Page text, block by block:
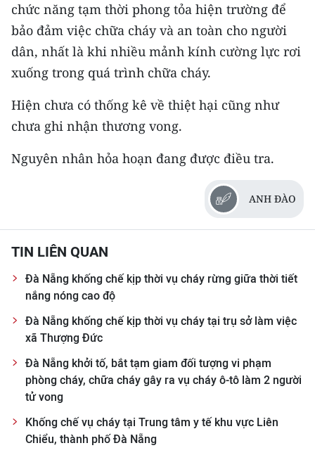
chức năng tạm thời phong tỏa hiện trường để
bảo đảm việc chữa cháy và an toàn cho người
dân, nhất là khi nhiều mảnh kính cường lực rơi
xuống trong quá trình chữa cháy.
Hiện chưa có thống kê về thiệt hại cũng như
chưa ghi nhận thương vong.
Nguyên nhân hỏa hoạn đang được điều tra.
ANH ĐÀO
TIN LIÊN QUAN
Đà Nẵng khống chế kịp thời vụ cháy rừng giữa thời tiết
nắng nóng cao độ
Đà Nẵng khống chế kịp thời vụ cháy tại trụ sở làm việc
xã Thượng Đức
Đà Nẵng khởi tố, bắt tạm giam đối tượng vi phạm
phòng cháy, chữa cháy gây ra vụ cháy ô-tô làm 2 người
tử vong
Khống chế vụ cháy tại Trung tâm y tế khu vực Liên
Chiểu, thành phố Đà Nẵng